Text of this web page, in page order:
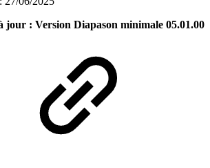
jour : Version Diapason minimale 05.01.00